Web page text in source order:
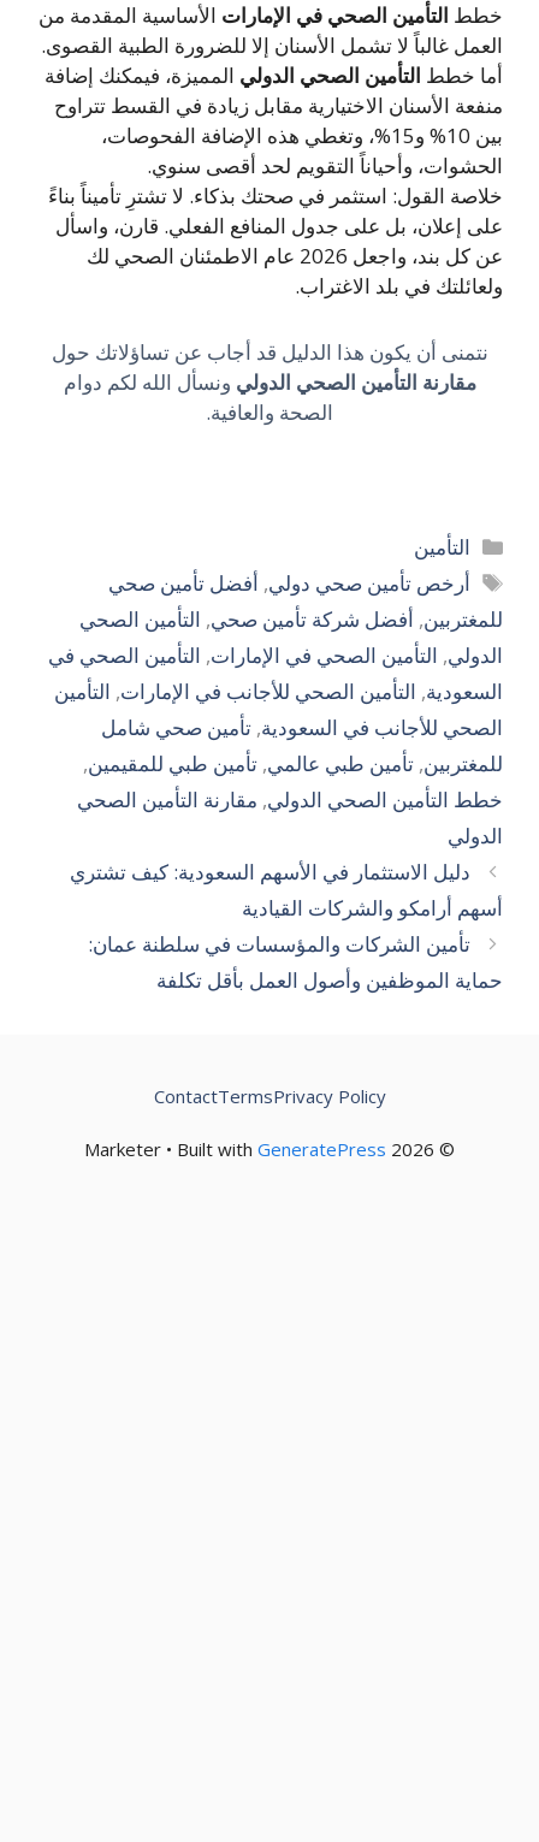
التأمين الصحي في الإماراتالأساسية المقدمة من
غالباً لا تشمل الأسنان إلا للضرورة الطبية القصوى.
خططالتأمين الصحي الدوليالمميزة، فيمكنك إضافة
الأسنان الاختيارية مقابل زيادة في القسط تتراوح
بين 10% و15%، وتغطي هذه الإضافة الفحوصات،
وأحياناً التقويم لحد أقصى سنوي.
القول: استثمر في صحتك بذكاء. لا تشترِ تأميناً بناءً
إعلان، بل على جدول المنافع الفعلي. قارن، واسأل
عن كل بند، واجعل 2026 عام الاطمئنان الصحي لك
في بلد الاغتراب.
نتمنى أن يكون هذا الدليل قد أجاب عن تساؤلاتك حول
مقارنة التأمين الصحي الدوليونسأل الله لكم دوام
الصحة والعافية.
التصنيفات
التأمين
الوسوم
أرخص تأمين صحي دولي ,أفضل تأمين صحي
,أفضل شركة تأمين صحي ,التأمين الصحي
,التأمين الصحي في الإمارات,التأمين الصحي في
,التأمين الصحي للأجانب في الإمارات,التأمين
للأجانب في السعودية,تأمين صحي شامل
,تأمين طبي عالمي,تأمين طبي للمقيمين,
التأمين الصحي الدولي,مقارنة التأمين الصحي
دليل الاستثمار في الأسهم السعودية: كيف تشتري
أرامكو والشركات القيادية
تأمين الشركات والمؤسسات في سلطنة عمان:
الموظفين وأصول العمل بأقل تكلفة
GeneratePress
Privacy Policy
Terms
Contact